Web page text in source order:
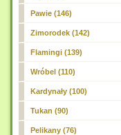
Pawie (146)
Zimorodek (142)
Flamingi (139)
Wróbel (110)
Kardynały (100)
Tukan (90)
Pelikany (76)